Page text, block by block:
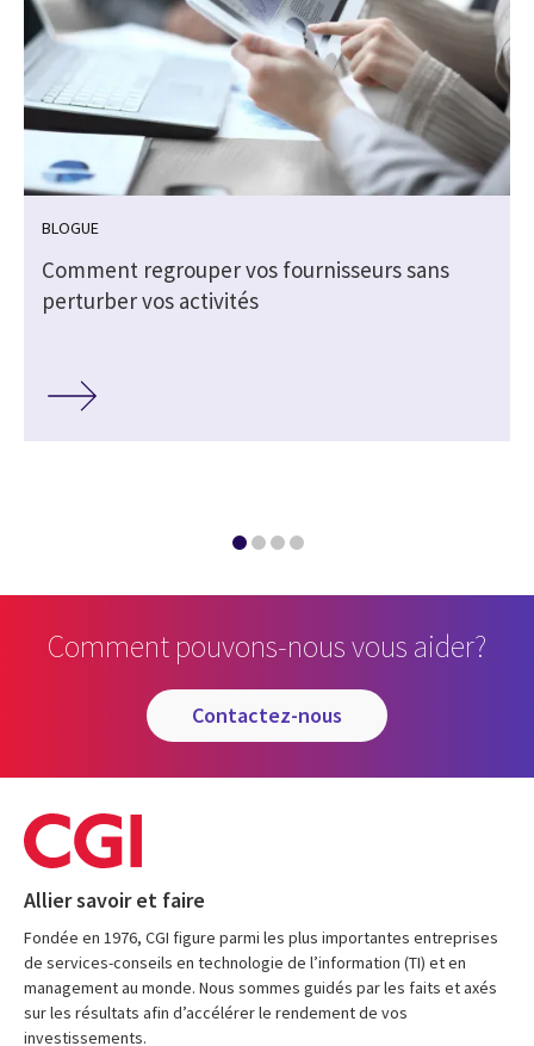
BLOGUE
Comment regrouper vos fournisseurs sans
perturber vos activités
Comment pouvons-nous vous aider?
contactez-nous
Allier savoir et faire
Fondée en 1976, CGI figure parmi les plus importantes entreprises
de services-conseils en technologie de l’information (TI) et en
management au monde. Nous sommes guidés par les faits et axés
sur les résultats afin d’accélérer le rendement de vos
investissements.